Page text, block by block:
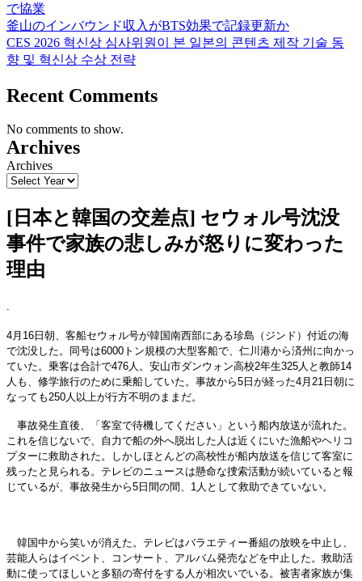
で協業
釜山のインバウンド収入がBTS効果で記録更新か
CES 2026 혁신상 심사위원이 본 일본의 콘텐츠 제작 기술 동
향 및 혁신상 수상 전략
Recent Comments
No comments to show.
Archives
Archives
[日本と韓国の交差点] セウォル号沈没
事件で家族の悲しみが怒りに変わった
理由
.
4月16日朝、客船セウォル号が韓国南西部にある珍島（ジンド）付近の海
で沈没した。同号は6000トン規模の大型客船で、仁川港から済州に向かっ
ていた。乗客は合計で476人。安山市ダンウォン高校2年生325人と教師14
人も、修学旅行のために乗船していた。事故から5日が経った4月21日朝に
なっても250人以上が行方不明のままだ。
事故発生直後、「客室で待機してください」という船内放送が流れた。
これを信じないで、自力で船の外へ脱出した人は近くにいた漁船やヘリコ
プターに救助された。しかしほとんどの高校性が船内放送を信じて客室に
残ったと見られる。テレビのニュースは懸命な捜索活動が続いていると報
じているが、事故発生から5日間の間、1人として救助できていない。
韓国中から笑いが消えた。テレビはバラエティー番組の放映を中止し、
芸能人らはイベント、コンサート、アルバム発売などを中止した。救助活
動に使ってほしいと多額の寄付をする人が相次いでいる。被害者家族が集